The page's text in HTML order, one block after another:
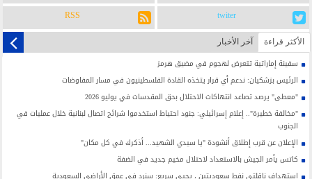
twiter
RSS
الأکثر قراءة آخر الأخبار
سفينة إماراتية تتعرض لهجوم في مضيق هرمز
الرئيس بزشكيان: ندعم أي قرار يتخذه القادة الفلسطينيون في مسار المفاوضات
"معطى" يرصد تصاعد انتهاكات الاحتلال بحق المقدسات في يوليو 2026
"مخالفة خطيرة".. إعلام إسرائيلي: جنود احتياط استخدموا شرائح اتصال لبنانية خلال عمليات في
الجنوب
الإعلان عن قرب إطلاق أنشودة "يا سيدي الشهيد... أذكرك في كل مكان"
كاتس يأمر الجيش بالاستعداد لاحتلال مخيم جديد في الضفة
استهداف ناقلتي نفط سعوديتين ، يحيى سريع: سنرد في عمق الأراضي السعودية